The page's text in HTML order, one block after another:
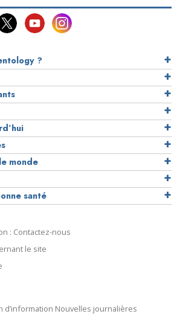
?
monde
santé
: Contactez-nous
le site
d’information Nouvelles journalières